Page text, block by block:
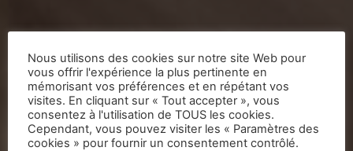
Nous utilisons des cookies sur notre site Web pour
vous offrir l'expérience la plus pertinente en
mémorisant vos préférences et en répétant vos
visites. En cliquant sur « Tout accepter », vous
consentez à l'utilisation de TOUS les cookies.
Cependant, vous pouvez visiter les « Paramètres des
cookies » pour fournir un consentement contrôlé.